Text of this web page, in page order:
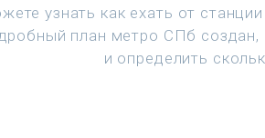
узнать как ехать от
план метро СПб
и определить